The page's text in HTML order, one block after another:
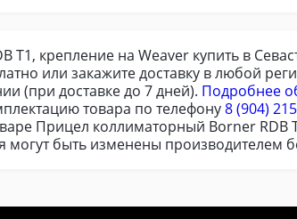
крепление на Weaver купить в
или закажите доставку в любой
(при доставке до 7 дней). Подробнее
товара по телефону8 (904)
Прицел коллиматорный Borner RDB
могут быть изменены производителем